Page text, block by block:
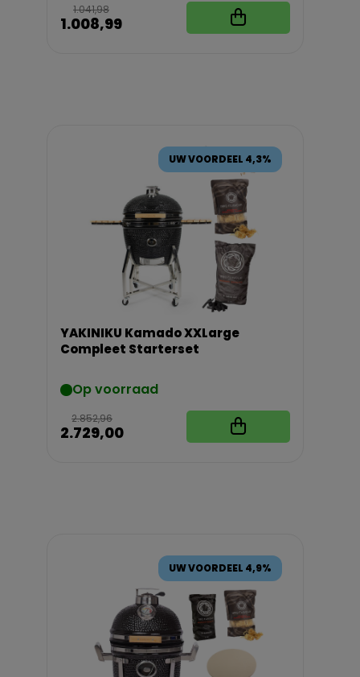
1.041,98
1.008,99
UW VOORDEEL 4,3%
YAKINIKU Kamado XXLarge
Compleet Starterset
Op voorraad
2.852,96
2.729,00
UW VOORDEEL 4,9%